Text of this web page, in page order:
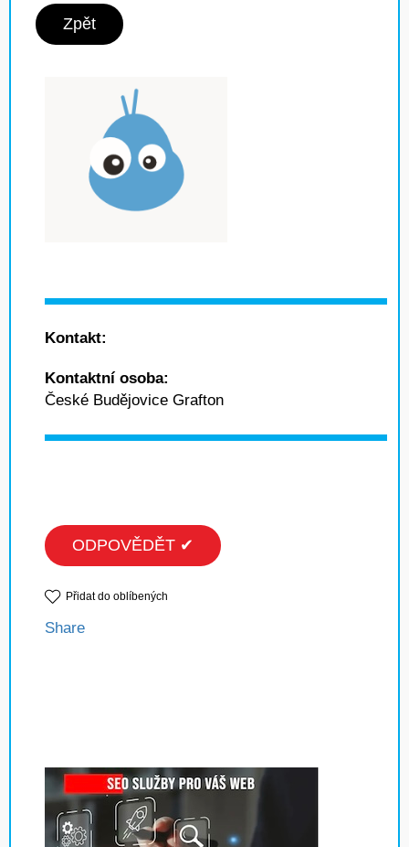
Zpět
Kontakt:
Kontaktní osoba:
České Budějovice Grafton
ODPOVĚDĚT ✔
Přidat do oblíbených
Share